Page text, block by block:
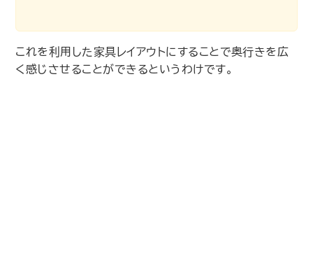
これを利用した家具レイアウトにすることで奥行きを広
く感じさせることができるというわけです。